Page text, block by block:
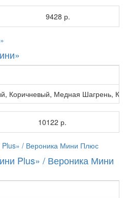
9428 р.
Коричневый, Медная Шагрень,
10122 р.
Plus» / Вероника Мини